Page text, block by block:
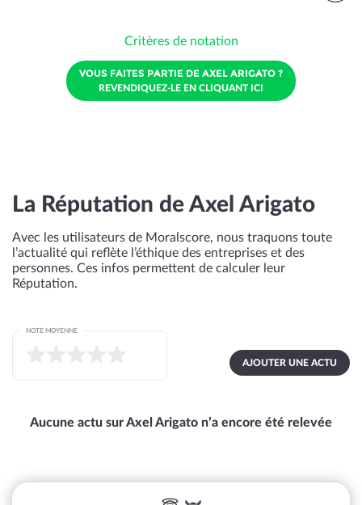
Critères de notation
VOUS FAITES PARTIE DE AXEL ARIGATO ?
REVENDIQUEZ-LE EN CLIQUANT ICI
La Réputation de Axel Arigato
Avec les utilisateurs de Moralscore, nous traquons toute
l’actualité qui reflète l’éthique des entreprises et des
personnes. Ces infos permettent de calculer leur
Réputation.
AJOUTER UNE ACTU
NOTE MOYENNE
Aucune actu sur Axel Arigato n’a encore été relevée